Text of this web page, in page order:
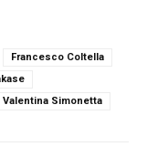
Francesco Coltella
Valentina Simonetta